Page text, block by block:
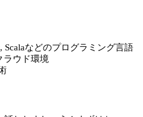
Scalaなどのプログラミング言語
ラウド環境